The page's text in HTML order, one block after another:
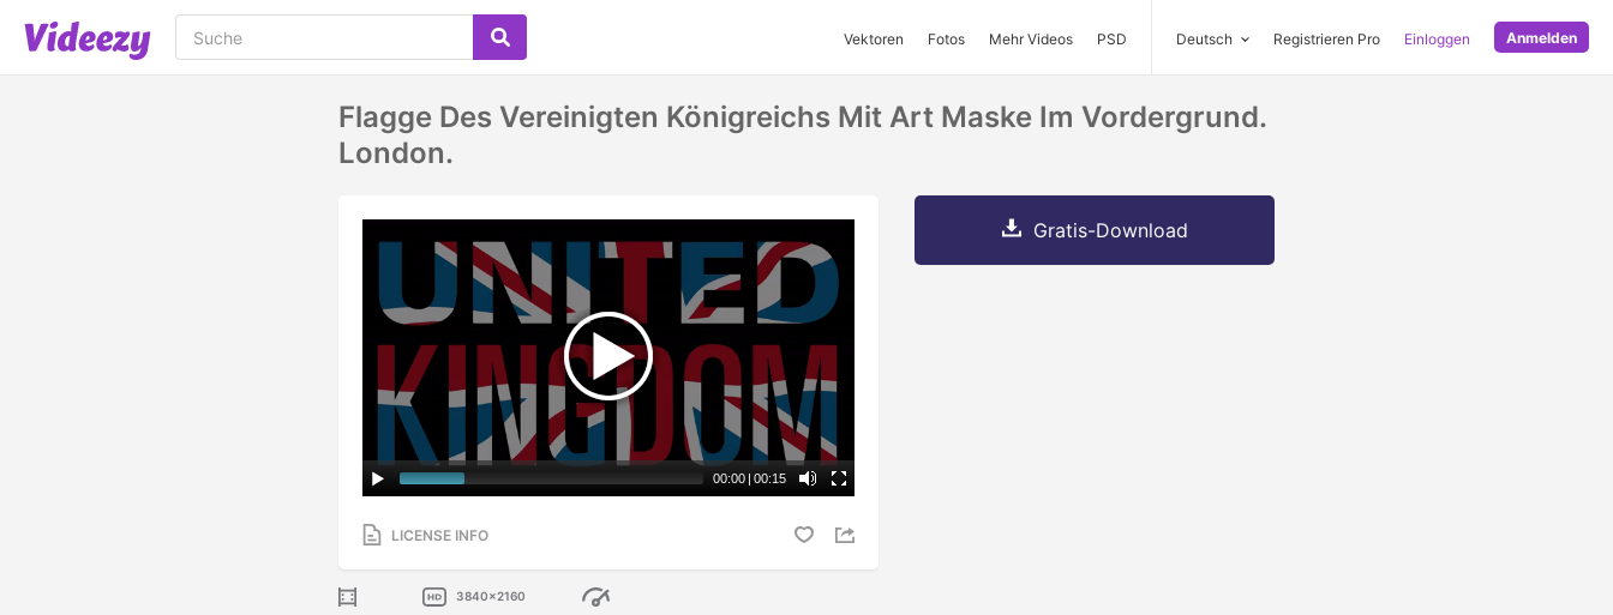
Vektoren Fotos Mehr Videos PSD Deutsch Registrieren Pro Einloggen Anmelden
Flagge Des Vereinigten Königreichs Mit Art Maske Im Vordergrund.
London.
00:00 | 00:15
LICENSE INFO
3840x2160
Gratis-Download